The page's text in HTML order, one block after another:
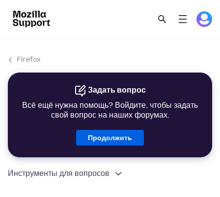
Firefox
Задать вопрос
Всё ещё нужна помощь? Войдите, чтобы задать
свой вопрос на наших форумах.
Продолжить
Инструменты для вопросов